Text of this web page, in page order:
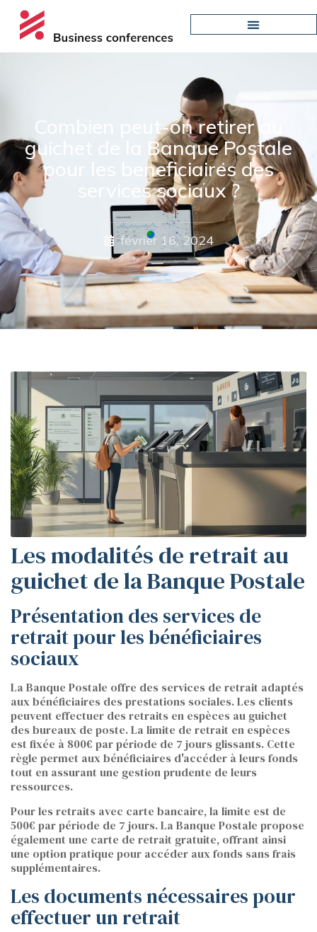
Combien peut-on retirer au
guichet de la Banque Postale
pour les beneficiaires des
services sociaux ?
février 16, 2024
Les modalités de retrait au
guichet de la Banque Postale
Présentation des services de
retrait pour les bénéficiaires
sociaux
La Banque Postale offre des services de retrait adaptés
aux bénéficiaires des prestations sociales. Les clients
peuvent effectuer des retraits en espèces au guichet
des bureaux de poste. La limite de retrait en espèces
est fixée à 800€ par période de 7 jours glissants. Cette
règle permet aux bénéficiaires d'accéder à leurs fonds
tout en assurant une gestion prudente de leurs
ressources.
Pour les retraits avec carte bancaire, la limite est de
500€ par période de 7 jours. La Banque Postale propose
également une carte de retrait gratuite, offrant ainsi
une option pratique pour accéder aux fonds sans frais
supplémentaires.
Les documents nécessaires pour
effectuer un retrait